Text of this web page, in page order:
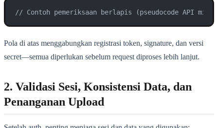
// Contoh pemeriksaan berlapis (pseudocode API
Pola di atas menggabungkan registrasi token, signature, dan versi
secret—semua diperlukan sebelum request diproses lebih lanjut.
2. Validasi Sesi, Konsistensi Data, dan
Penanganan Upload